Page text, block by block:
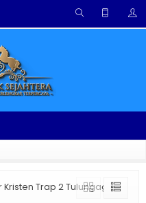
Trap 2 Tulungagung"